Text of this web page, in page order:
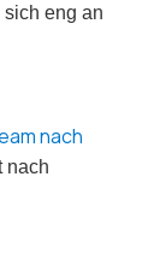
sich eng an
nach
nach